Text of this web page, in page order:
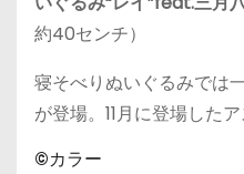
約40センチ）
寝そべりぬいぐるみでは
が登場。11月に登場した
©カラー